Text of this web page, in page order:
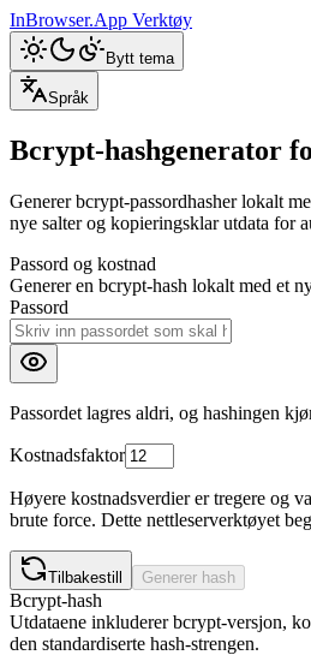
InBrowser.App Verktøy
Bytt tema
Språk
Bcrypt-hashgenerator
Generer bcrypt-passordhasher lokalt
nye salter og kopieringsklar utdata for
Passord og kostnad
Generer en bcrypt-hash lokalt med et
Passord
Passordet lagres aldri, og hashingen
Kostnadsfaktor
Høyere kostnadsverdier er tregere og
brute force. Dette nettleserverktøyet
Tilbakestill Generer hash
Bcrypt-hash
Utdataene inkluderer bcrypt-versjon,
den standardiserte hash-strengen.